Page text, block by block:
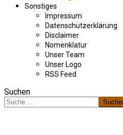
Sonstiges
Impressum
Datenschutzerklärung
Disclaimer
Nomenklatur
Unser Team
Unser Logo
RSS Feed
Suchen